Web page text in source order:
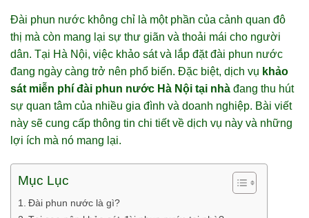
Đài phun nước không chỉ là một phần của cảnh quan đô
thị mà còn mang lại sự thư giãn và thoải mái cho người
dân. Tại Hà Nội, việc khảo sát và lắp đặt đài phun nước
đang ngày càng trở nên phổ biến. Đặc biệt, dịch vụ khảo
sát miễn phí đài phun nước Hà Nội tại nhà đang thu hút
sự quan tâm của nhiều gia đình và doanh nghiệp. Bài viết
này sẽ cung cấp thông tin chi tiết về dịch vụ này và những
lợi ích mà nó mang lại.
Mục Lục
Đài phun nước là gì?